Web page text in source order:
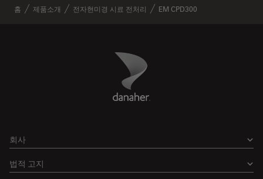
홈 제품소개 전자현미경 시료 전처리 EM CPD300
Danaher Logo
회사
법적 고지